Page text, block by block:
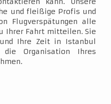
und fleißige Profis und
Flugverspätungen alle
Ihrer Fahrt mitteilen. Sie
Ihre Zeit in Istanbul
Organisation Ihres